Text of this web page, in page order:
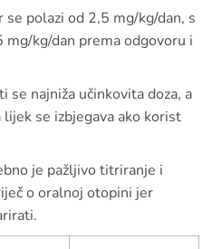
polazi od 2,5 mg/kg/dan, s
kg/dan prema odgovoru i
najniža učinkovita doza, a
se izbjegava ako korist
je pažljivo titriranje i
o oralnoj otopini jer